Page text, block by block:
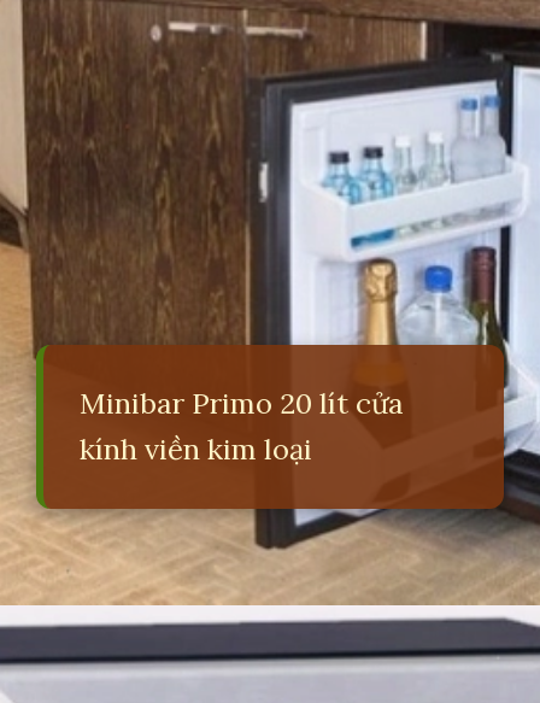
Minibar Primo 20 lít cửa
kính viền kim loại